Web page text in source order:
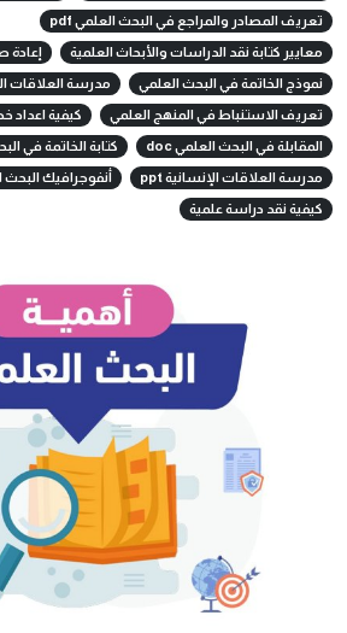
تعريف المصادر والمراجع في البحث العلمي pdf
معايير كتابة نقد الدراسات والأبحاث العلمية إعادة
نموذج الخاتمة في البحث العلمي مدرسة العلاقات
تعريف الاستنباط في المنهج العلمي كيفية اعداد
المقابلة في البحث العلمي doc كتابة الخاتمة في
مدرسة العلاقات الإنسانية ppt أنفوجرافيك البحث
كيفية نقد دراسة علمية